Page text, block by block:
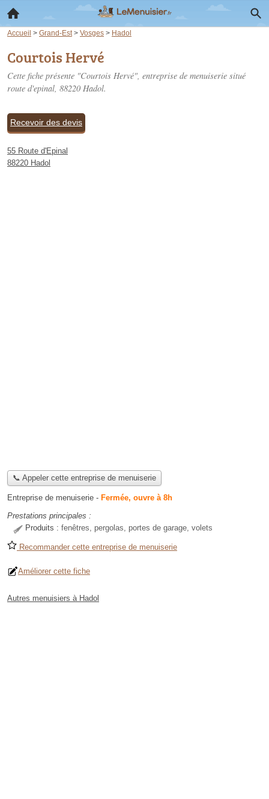
Accueil > Grand-Est > Vosges > Hadol
Courtois Hervé
Cette fiche présente "Courtois Hervé", entreprise de menuiserie situé
route d'epinal, 88220 Hadol.
Recevoir des devis
55 Route d'Epinal
88220 Hadol
📞 Appeler cette entreprise de menuiserie
Entreprise de menuiserie - Fermée, ouvre à 8h
Prestations principales :
Produits : fenêtres, pergolas, portes de garage, volets
Recommander cette entreprise de menuiserie
Améliorer cette fiche
Autres menuisiers à Hadol